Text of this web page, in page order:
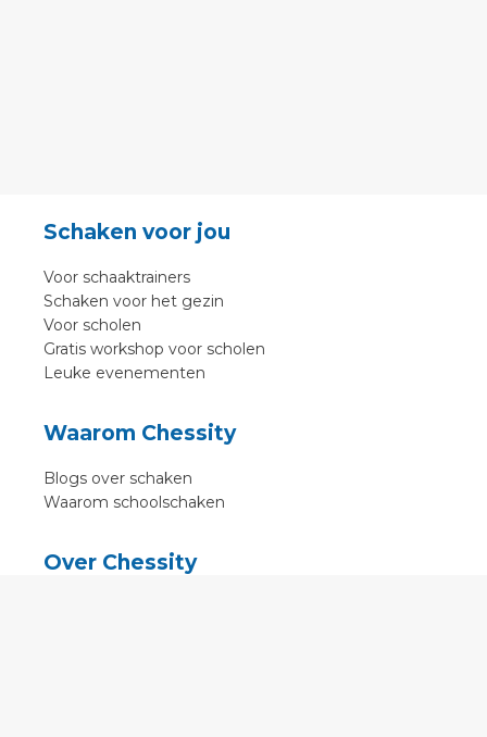
Schaken voor jou
Voor schaaktrainers
Schaken voor het gezin
Voor scholen
Gratis workshop voor scholen
Leuke evenementen
Waarom Chessity
Blogs over schaken
Waarom schoolschaken
Over Chessity